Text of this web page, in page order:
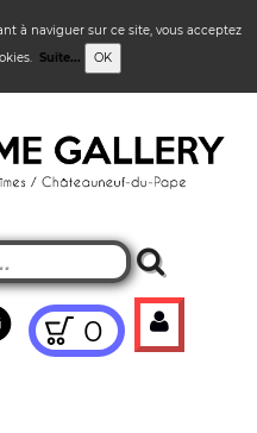
à naviguer sur ce site, vous acceptez
Suite... OK
0